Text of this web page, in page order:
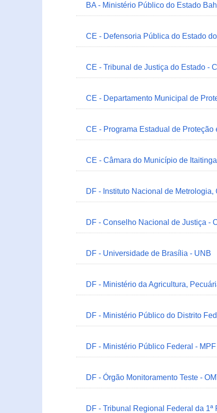
BA - Ministério Público do Estado
CE - Defensoria Pública do Estado
CE - Tribunal de Justiça do Estado -
CE - Departamento Municipal de
CE - Programa Estadual de
CE - Câmara do Município de
DF - Instituto Nacional de
DF - Conselho Nacional de Justiça -
DF - Universidade de Brasília - UNB
DF - Ministério da Agricultura,
DF - Ministério Público do Distrito
DF - Ministério Público Federal - MPF
DF - Órgão Monitoramento Teste -
DF - Tribunal Regional Federal da 1ª